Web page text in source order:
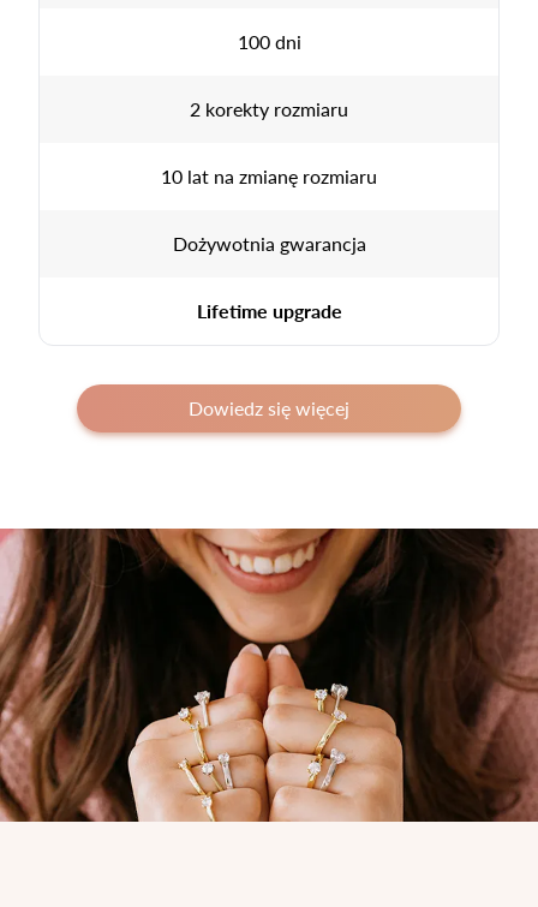
100 dni
2 korekty rozmiaru
10 lat na zmianę rozmiaru
Dożywotnia gwarancja
Lifetime upgrade
Dowiedz się więcej